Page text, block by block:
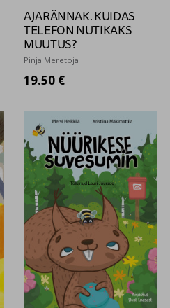
AJARÄNNAK. KUIDAS
TELEFON NUTIKAKS
MUUTUS?
Pinja Meretoja
19.50 €